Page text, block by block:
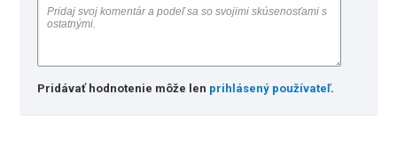
Pridávať hodnotenie môže len prihlásený používateľ.